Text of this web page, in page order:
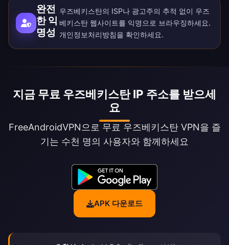
완전
한 익
명성
우즈베키스탄의 ISP나 광고주의 추적 없이 우즈
베키스탄 웹사이트를 익명으로 브라우징하세요.
개인정보처리방침을 확인하세요.
지금 무료 우즈베키스탄 IP 주소를 받으세
요
FreeAndroidVPN으로 무료 우즈베키스탄 VPN을 즐
기는 수천 명의 사용자와 함께하세요
APK 다운로드